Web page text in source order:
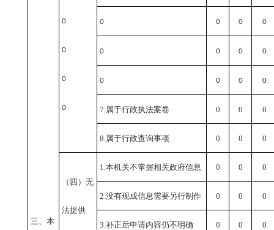
三、本
0
0
0
0
0 0 0 0
0 0 0 0
0 0 0 0
7.属于行政执法案卷 0 0 0
8.属于行政查询事项 0 0 0
（四）无
法提供
1.本机关不掌握相关政府信息 0 0 0
2.没有现成信息需要另行制作 0 0 0
3.补正后申请内容仍不明确 0 0 0